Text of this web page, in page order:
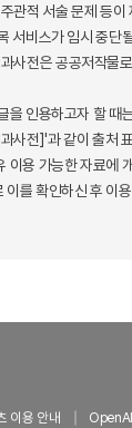
관적 서술 문제 등이
서비스가 임시 중단
사전은 공공저작물
을 인용하고자 할 때
사전]'과 같이 출처
이용 가능한 자료에
이를 확인하신 후 이
이용 안내